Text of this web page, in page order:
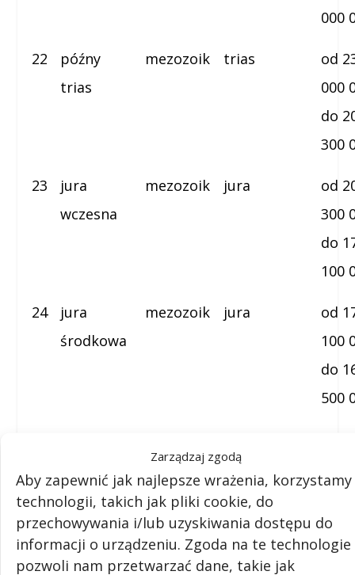
Zarządzaj zgodą
Aby zapewnić jak najlepsze wrażenia, korzystamy
technologii, takich jak pliki cookie, do
przechowywania i/lub uzyskiwania dostępu do
informacji o urządzeniu. Zgoda na te technologie
pozwoli nam przetwarzać dane, takie jak
000
22
późny
trias
mezozoik trias
od
000
do
300
23
jura
wczesna
mezozoik jura
od
300
do
100
24
jura
środkowa
mezozoik jura
od
100
do
500
000
26
wczesna
mezozoik kreda